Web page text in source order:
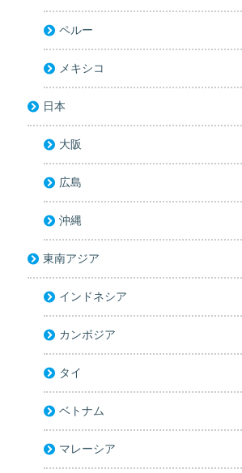
ペルー
メキシコ
日本
大阪
広島
沖縄
東南アジア
インドネシア
カンボジア
タイ
ベトナム
マレーシア